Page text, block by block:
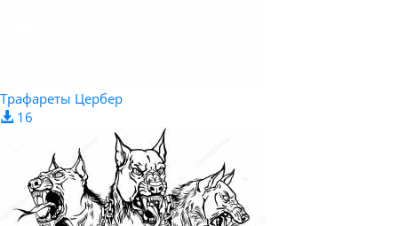
Трафареты Цербер
16